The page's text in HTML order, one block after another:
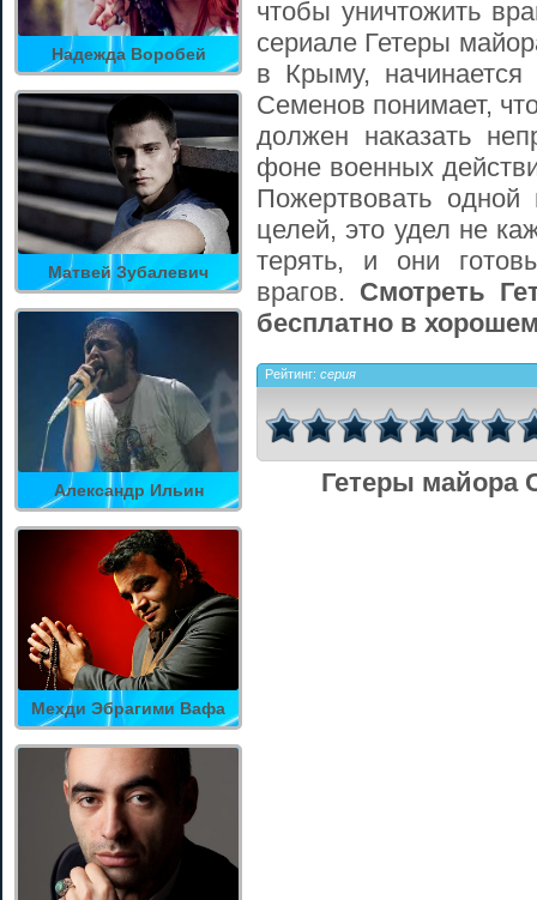
Надежда Воробей
Матвей Зубалевич
Александр Ильин
Мехди Эбрагими Вафа
чтобы уничтожить
сериале Гетеры
в Крыму, начинается
Семенов понимает,
должен наказать
фоне военных
Пожертвовать
целей, это удел не
терять, и они
врагов. Смотреть
бесплатно в
Рейтинг: серия
Гетеры майора